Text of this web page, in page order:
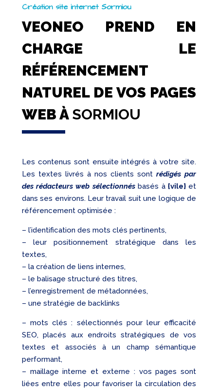
Création site internet Sormiou
VEONEO PREND EN
CHARGE LE
RÉFÉRENCEMENT
NATUREL DE VOS PAGES
WEB À SORMIOU
Les contenus sont ensuite intégrés à votre site.
Les textes livrés à nos clients sontrédigés par
des rédacteurs web sélectionnésbasés à {vile}et
dans ses environs. Leur travail suit une logique de
référencement optimisée :
– l’identification des mots clés pertinents,
– leur positionnement stratégique dans les
textes,
– la création de liens internes,
– le balisage structuré des titres,
– l’enregistrement de métadonnées,
– une stratégie de backlinks
– mots clés : sélectionnés pour leur efficacité
SEO, placés aux endroits stratégiques de vos
textes et associés à un champ sémantique
performant,
– maillage interne et externe : vos pages sont
liées entre elles pour favoriser la circulation des